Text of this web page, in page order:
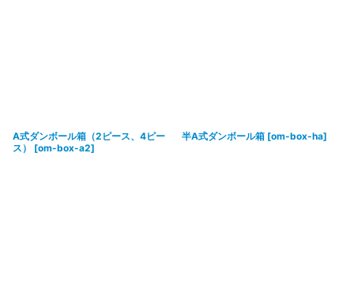
A式ダンボール箱（2ピース、4ピー
ス）
[om-box-a2]
半A式ダンボール箱 [om-box-ha]